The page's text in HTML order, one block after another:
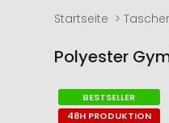
Startseite
Polyester
Zum
Ende
Zum
Anfang
BESTSELLER
48H PRODUKTION